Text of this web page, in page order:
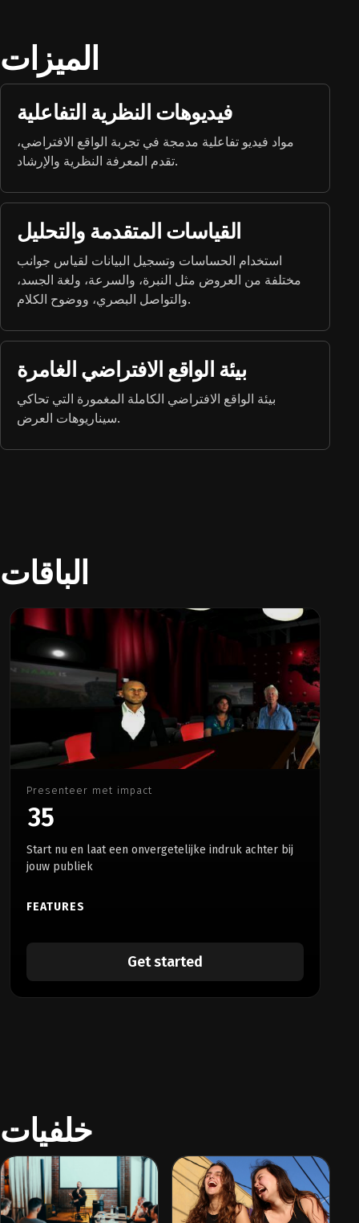
الميزات
فيديوهات النظرية التفاعلية
مواد فيديو تفاعلية مدمجة في تجربة الواقع الافتراضي،
تقدم المعرفة النظرية والإرشاد.
القياسات المتقدمة والتحليل
استخدام الحساسات وتسجيل البيانات لقياس جوانب
مختلفة من العروض مثل النبرة، والسرعة، ولغة الجسد،
والتواصل البصري، ووضوح الكلام.
بيئة الواقع الافتراضي الغامرة
بيئة الواقع الافتراضي الكاملة المغمورة التي تحاكي
سيناريوهات العرض.
الباقات
Presenteer met impact
35
Start nu en laat een onvergetelijke indruk achter bij
jouw publiek
FEATURES
Get started
خلفيات